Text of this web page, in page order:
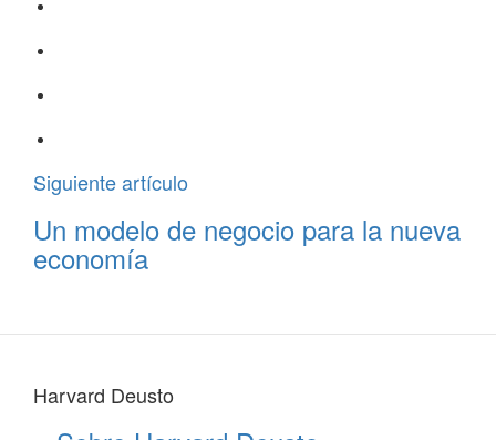
Siguiente artículo
Un modelo de negocio para la nueva
economía
Harvard Deusto